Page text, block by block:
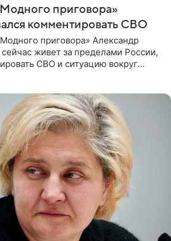
приговора»
комментировать СВО
приговора» Александр
живет за пределами России,
СВО и ситуацию вокруг